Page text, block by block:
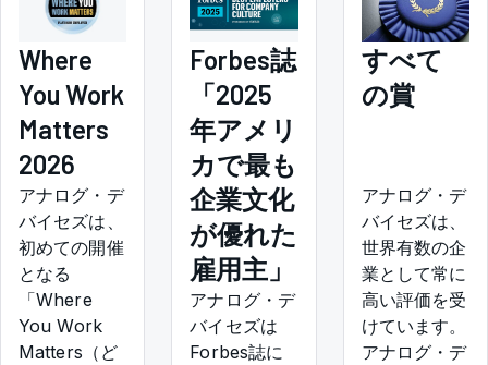
Where
You Work
Matters
2026
アナログ・デ
バイセズは、
初めての開催
となる
「Where
You Work
Matters（ど
Forbes誌
「2025
年アメリ
カで最も
企業文化
が優れた
雇用主」
アナログ・デ
バイセズは
Forbes誌に
すべて
の賞
アナログ・デ
バイセズは、
世界有数の企
業として常に
高い評価を受
けています。
アナログ・デ